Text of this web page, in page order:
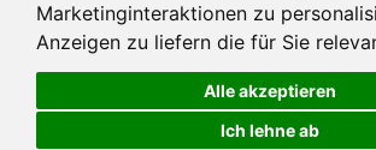
Marketinginteraktionen zu
Anzeigen zu liefern die für Sie
Alle akzeptieren
Ich lehne ab